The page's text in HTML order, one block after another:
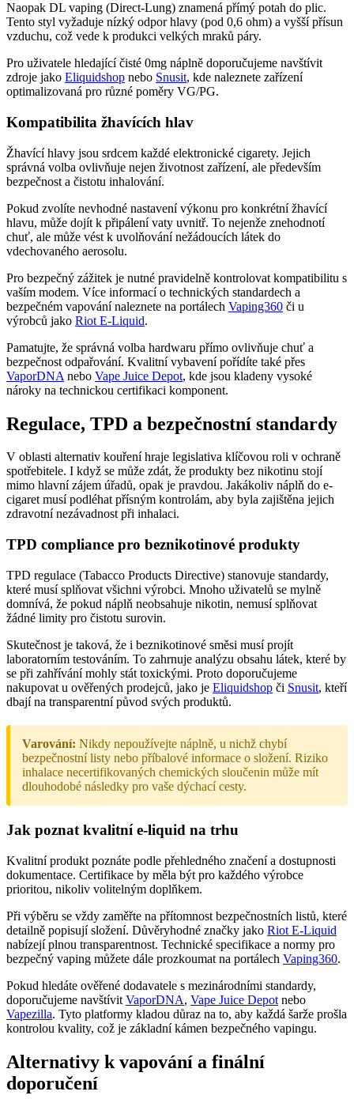
Naopak DL vaping (Direct-Lung) znamená přímý potah do plic.
Tento styl vyžaduje nízký odpor hlavy (pod 0,6 ohm) a vyšší přísun
vzduchu, což vede k produkci velkých mraků páry.
Pro uživatele hledající čisté 0mg náplně doporučujeme navštívit
zdroje jako Eliquidshop nebo Snusit, kde naleznete zařízení
optimalizovaná pro různé poměry VG/PG.
Kompatibilita žhavících hlav
Žhavící hlavy jsou srdcem každé elektronické cigarety. Jejich
správná volba ovlivňuje nejen životnost zařízení, ale především
bezpečnost a čistotu inhalování.
Pokud zvolíte nevhodné nastavení výkonu pro konkrétní žhavící
hlavu, může dojít k připálení vaty uvnitř. To nejenže znehodnotí
chuť, ale může vést k uvolňování nežádoucích látek do
vdechovaného aerosolu.
Pro bezpečný zážitek je nutné pravidelně kontrolovat kompatibilitu s
vaším modem. Více informací o technických standardech a
bezpečném vapování naleznete na portálech Vaping360 či u
výrobců jako Riot E-Liquid.
Pamatujte, že správná volba hardwaru přímo ovlivňuje chuť a
bezpečnost odpařování. Kvalitní vybavení pořídíte také přes
VaporDNA nebo Vape Juice Depot, kde jsou kladeny vysoké
nároky na technickou certifikaci komponent.
Regulace, TPD a bezpečnostní standardy
V oblasti alternativ kouření hraje legislativa klíčovou roli v ochraně
spotřebitele. I když se může zdát, že produkty bez nikotinu stojí
mimo hlavní zájem úřadů, opak je pravdou. Jakákoliv náplň do e-
cigaret musí podléhat přísným kontrolám, aby byla zajištěna jejich
zdravotní nezávadnost při inhalaci.
TPD compliance pro beznikotinové produkty
TPD regulace (Tabacco Products Directive) stanovuje standardy,
které musí splňovat všichni výrobci. Mnoho uživatelů se mylně
domnívá, že pokud náplň neobsahuje nikotin, nemusí splňovat
žádné limity pro čistotu surovin.
Skutečnost je taková, že i beznikotinové směsi musí projít
laboratorním testováním. To zahrnuje analýzu obsahu látek, které by
se při zahřívání mohly stát toxickými. Proto doporučujeme
nakupovat u ověřených prodejců, jako je Eliquidshop či Snusit, kteří
dbají na transparentní původ svých produktů.
Varování: Nikdy nepoužívejte náplně, u nichž chybí
bezpečnostní listy nebo příbalové informace o složení. Riziko
inhalace necertifikovaných chemických sloučenin může mít
dlouhodobé následky pro vaše dýchací cesty.
Jak poznat kvalitní e-liquid na trhu
Kvalitní produkt poznáte podle přehledného značení a dostupnosti
dokumentace. Certifikace by měla být pro každého výrobce
prioritou, nikoliv volitelným doplňkem.
Při výběru se vždy zaměřte na přítomnost bezpečnostních listů, které
detailně popisují složení. Důvěryhodné značky jako Riot E-Liquid
nabízejí plnou transparentnost. Technické specifikace a normy pro
bezpečný vaping můžete dále prozkoumat na portálech Vaping360.
Pokud hledáte ověřené dodavatele s mezinárodními standardy,
doporučujeme navštívit VaporDNA, Vape Juice Depot nebo
Vapezilla. Tyto platformy kladou důraz na to, aby každá šarže prošla
kontrolou kvality, což je základní kámen bezpečného vapingu.
Alternativy k vapování a finální
doporučení